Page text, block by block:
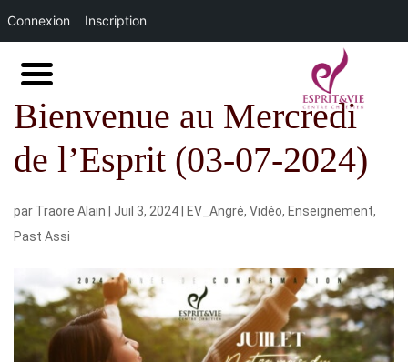
Bienvenue au Mercredi
de l’Esprit (03-07-2024)
par Traore Alain Juil 3, 2024 EV_Angré, Vidéo, Enseignement,
Past Assi
Connexion Inscription